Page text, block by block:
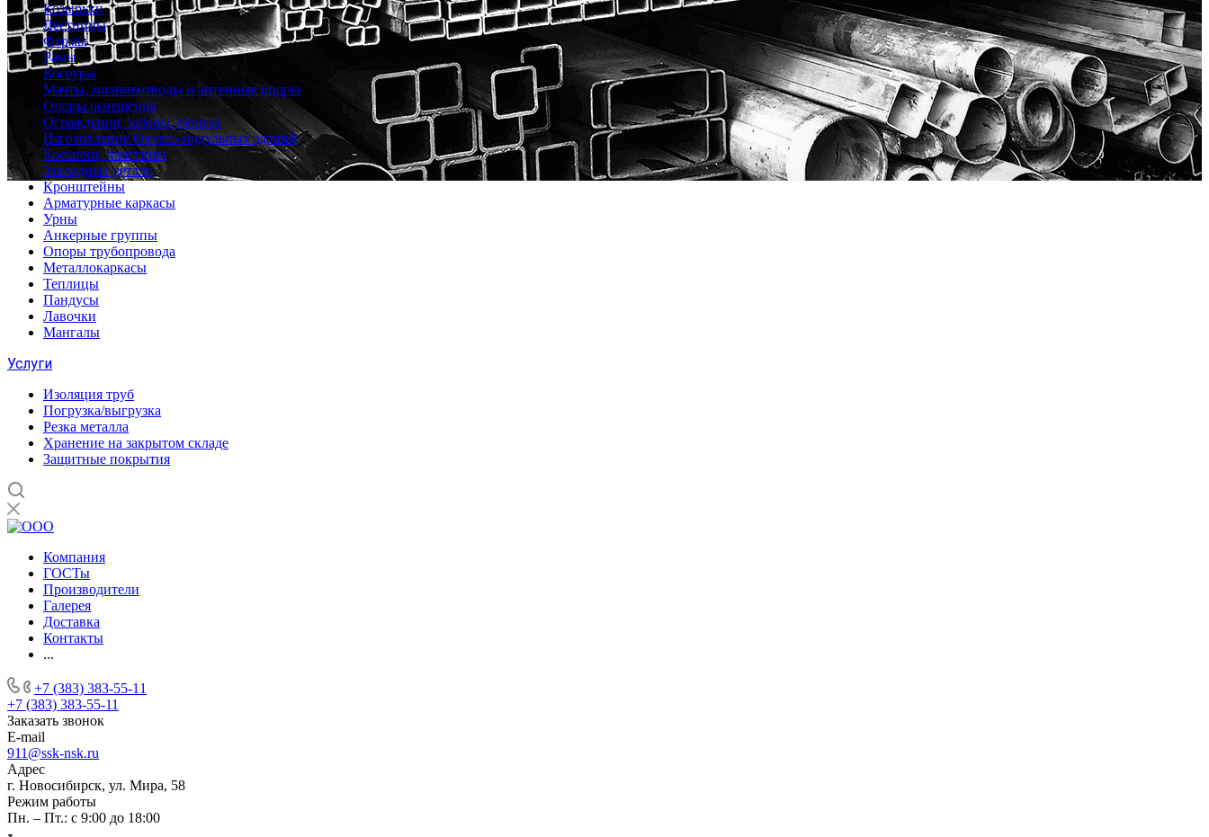
Козырьки
Лестницы
Фермы
Рамы
Косоуры
Мачты, молниеотводы и антенные опоры
Опоры освещения
Ограждения, заборы, перила
Изготовление блочно-модульных зданий
Косынки, пластины
Закладные детали
Кронштейны
Арматурные каркасы
Урны
Анкерные группы
Опоры трубопровода
Металлокаркасы
Теплицы
Пандусы
Лавочки
Мангалы
Услуги
Изоляция труб
Погрузка/выгрузка
Резка металла
Хранение на закрытом складе
Защитные покрытия
Компания
ГОСТы
Производители
Галерея
Доставка
Контакты
...
+7 (383) 383-55-11
+7 (383) 383-55-11
Заказать звонок
E-mail
911@ssk-nsk.ru
Адрес
г. Новосибирск, ул. Мира, 58
Режим работы
Пн. – Пт.: с 9:00 до 18:00